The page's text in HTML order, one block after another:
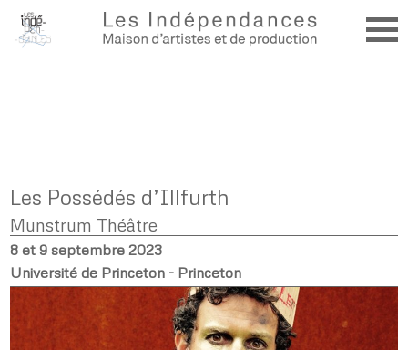
Les Possédés d’Illfurth
Munstrum Théâtre
8 et 9 septembre 2023
Université de Princeton - Princeton